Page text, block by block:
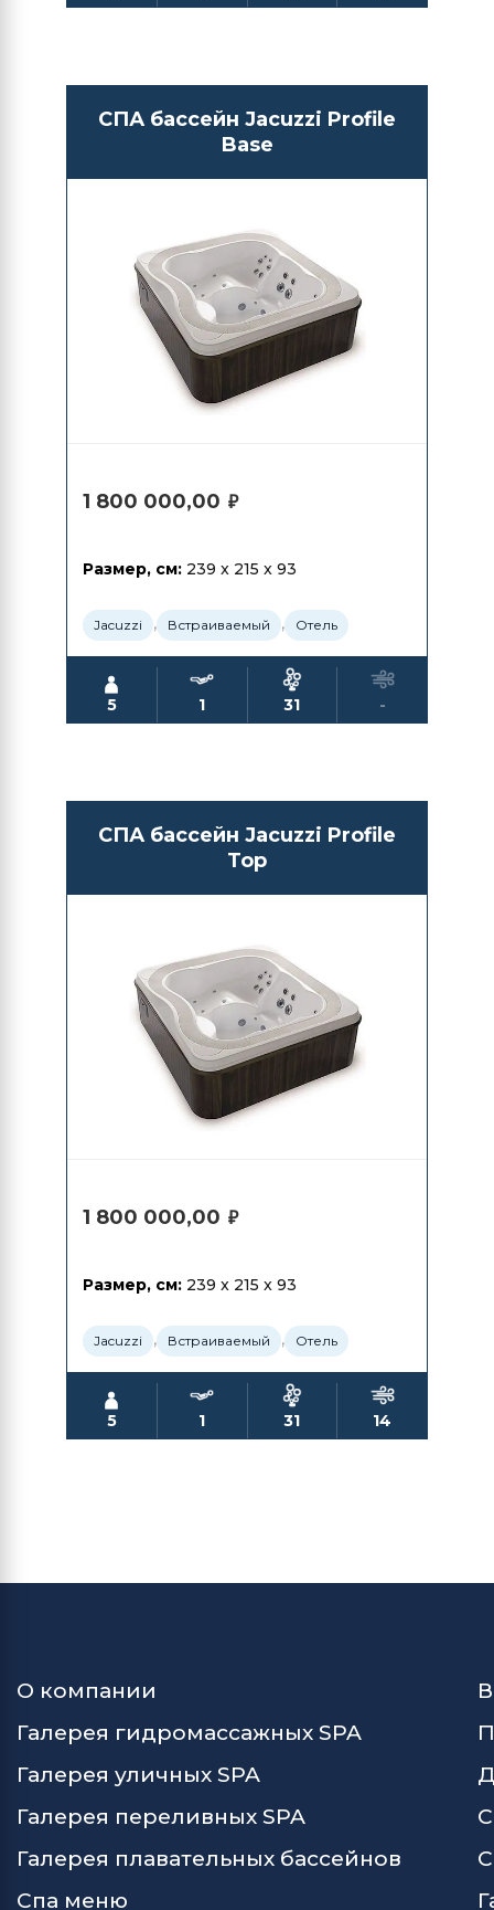
СПА бассейн Jacuzzi Profile
Base
1 800 000,00 ₽
Размер, см: 239 x 215 x 93
Jacuzzi , Встраиваемый , Отель
5 1 31 -
СПА бассейн Jacuzzi Profile
Top
1 800 000,00 ₽
Размер, см: 239 x 215 x 93
Jacuzzi , Встраиваемый , Отель
5 1 31 14
О компании
Галерея гидромассажных SPA
Галерея уличных SPA
Галерея переливных SPA
Галерея плавательных бассейнов
Спа меню